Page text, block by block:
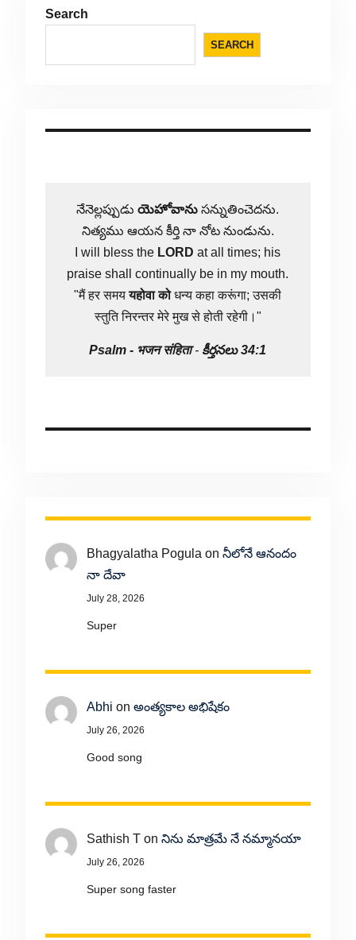
Search
SEARCH
నేనెల్లప్పుడుయెహోవాను సన్నుతించెదను.
నిత్యము ఆయన కీర్తి నా నోట నుండును.
I will bless the LORD at all times; his
praise shall continually be in my mouth.
"मैं हर समययहोवा कोधन्य कहा करूंगा; उसकी
स्तुति निरन्तर मेरे मुख से होती रहेगी।"
Psalm - भजन संहिता- కీర్తనలు 34:1
Bhagyalatha Pogula on నీలోనే ఆనందం
నా దేవా
July 28, 2026
Super
Abhi on అంత్యకాల అభిషేకం
July 26, 2026
Good song
Sathish Ton నిను మాత్రమే నే నమ్మానయా
July 26, 2026
Super song faster